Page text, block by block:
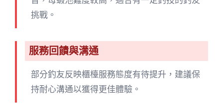
挑戰。
服務回饋與溝通
部分釣友反映櫃檯服務態度有待提升，建議保
持耐心溝通以獲得更佳體驗。